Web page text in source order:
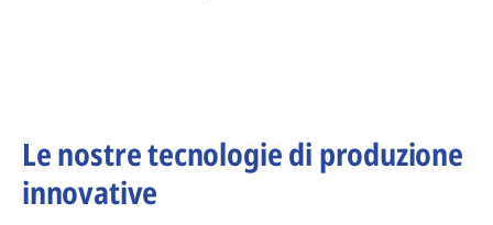
Le nostre tecnologie di produzione
innovative